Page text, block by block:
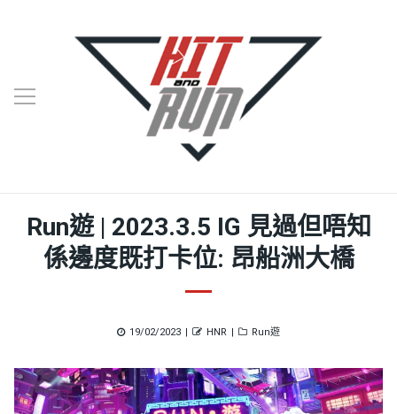
Run遊 | 2023.3.5 IG 見過但唔知
係邊度既打卡位: 昂船洲大橋
Posted
19/02/2023 Author
HNR Categories
Run遊